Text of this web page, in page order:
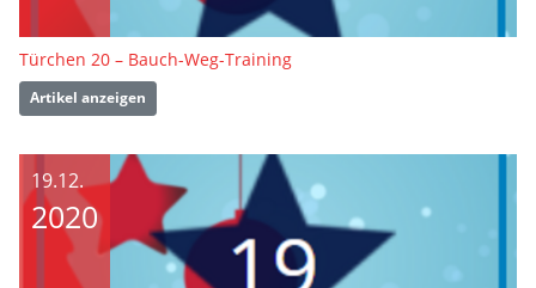
Türchen 20 – Bauch-Weg-Training
Artikel anzeigen
19.12.
2020